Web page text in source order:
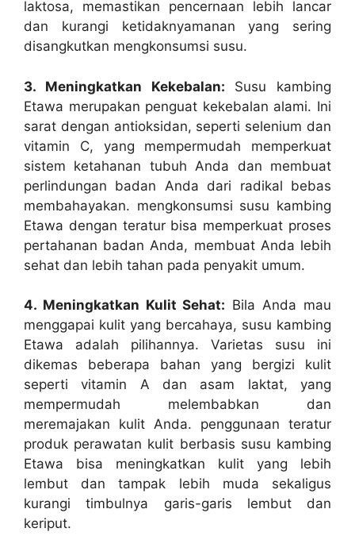
laktosa, memastikan pencernaan lebih lancar
dan kurangi ketidaknyamanan yang sering
disangkutkan mengkonsumsi susu.
3. Meningkatkan Kekebalan: Susu kambing
Etawa merupakan penguat kekebalan alami. Ini
sarat dengan antioksidan, seperti selenium dan
vitamin C, yang mempermudah memperkuat
sistem ketahanan tubuh Anda dan membuat
perlindungan badan Anda dari radikal bebas
membahayakan. mengkonsumsi susu kambing
Etawa dengan teratur bisa memperkuat proses
pertahanan badan Anda, membuat Anda lebih
sehat dan lebih tahan pada penyakit umum.
4. Meningkatkan Kulit Sehat: Bila Anda mau
menggapai kulit yang bercahaya, susu kambing
Etawa adalah pilihannya. Varietas susu ini
dikemas beberapa bahan yang bergizi kulit
seperti vitamin A dan asam laktat, yang
mempermudah melembabkan dan
meremajakan kulit Anda. penggunaan teratur
produk perawatan kulit berbasis susu kambing
Etawa bisa meningkatkan kulit yang lebih
lembut dan tampak lebih muda sekaligus
kurangi timbulnya garis-garis lembut dan
keriput.